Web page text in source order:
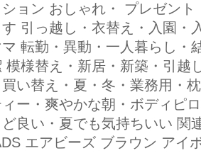
ション おしゃれ・ プレゼン
引っ越し・衣替え・入園・
転勤・異動・一人暮らし・
模様替え・新居・新築・引越
い替え・夏・冬・業務用・
ー・爽やかな朝・ボディピ
ど良い・夏でも気持ちいい 関
エアビーズ ブラウン アイ